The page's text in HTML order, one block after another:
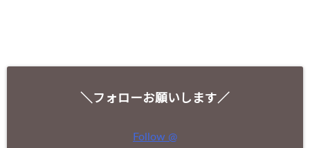
＼フォローお願いします／
Follow @